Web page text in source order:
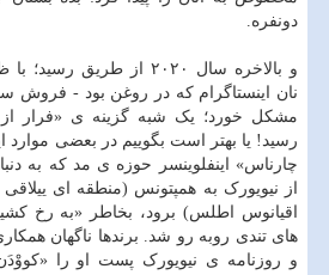
دونفره.
و بالاخره سال ۲۰۲۰ از
نان اینستاگرام که در روغن بود - فروش
مشکل خورد؛ یک شبه گزینه ی «فرار از
رسید! یا بهتر است بگوییم در بعضی موارد
از نیویورک به همپتونس (منطقه ای
اقیانوس اطلس) برود، بخاطر «به رخ
های تندی روبه رو شد. برندها ناگهان
و روزنامه ی نیویورک پست او را